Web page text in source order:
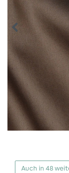
Auch in 48